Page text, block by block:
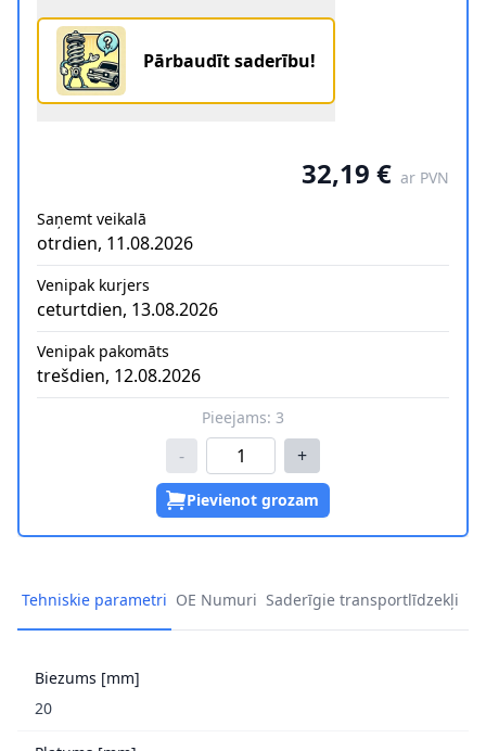
Pārbaudīt saderību!
32,19 € ar PVN
Saņemt veikalā
otrdien, 11.08.2026
Venipak kurjers
ceturtdien, 13.08.2026
Venipak pakomāts
trešdien, 12.08.2026
Pieejams: 3
- +
Pievienot grozam
Tehniskie parametri OE Numuri Saderīgie transportlīdzekļi
Biezums [mm]
20